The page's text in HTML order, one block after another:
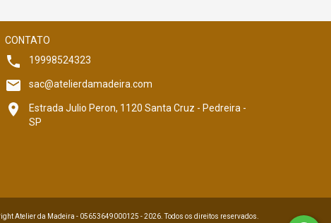
CONTATO
19998524323
sac@atelierdamadeira.com
Estrada Julio Peron, 1120 Santa Cruz - Pedreira -
SP
Atelier da Madeira - 05653649000125 - 2026. Todos os direitos reservados.